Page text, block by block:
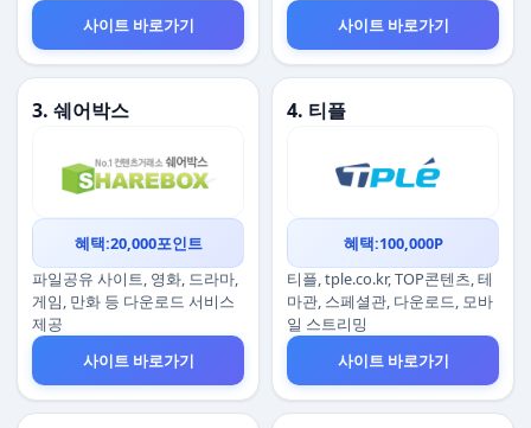
사이트 바로가기
사이트 바로가기
3. 쉐어박스
혜택:20,000포인트
파일공유 사이트, 영화, 드라마,
게임, 만화 등 다운로드 서비스
제공
사이트 바로가기
4. 티플
혜택:100,000P
티플, tple.co.kr, TOP콘텐츠, 테
마관, 스페셜관, 다운로드, 모바
일 스트리밍
사이트 바로가기